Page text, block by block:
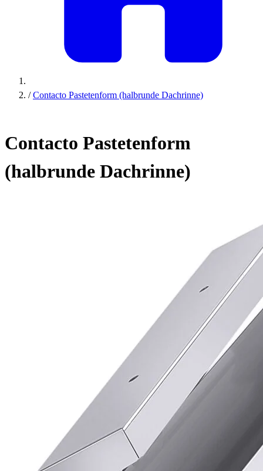
/ Contacto Pastetenform (halbrunde Dachrinne)
Contacto Pastetenform
(halbrunde Dachrinne)